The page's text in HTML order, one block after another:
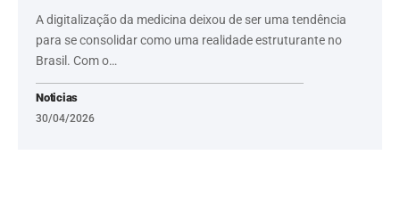
A digitalização da medicina deixou de ser uma tendência
para se consolidar como uma realidade estruturante no
Brasil. Com o…
Noticias
30/04/2026